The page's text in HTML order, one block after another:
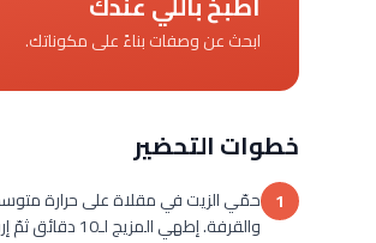
ابحث عن وصفات بناءً على مكوناتك.
خطوات التحضير
1 حمّي الزيت في مقلاة على حرارة
والقرفة. إطهي المزيج لـ10 دقائق ثمّ إرفعي القدر عن النار.